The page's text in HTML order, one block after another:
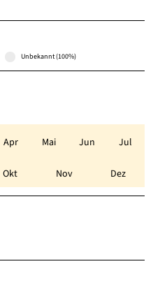
Unbekannt (100%)
Apr Mai Jun Jul
Okt Nov Dez